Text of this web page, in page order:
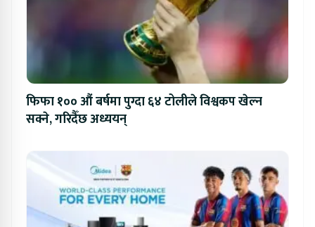
फिफा १०० औं बर्षमा पुग्दा ६४ टोलीले विश्वकप खेल्न
सक्ने, गरिदैँछ अध्ययन्